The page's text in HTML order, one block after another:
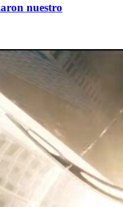
nuestro